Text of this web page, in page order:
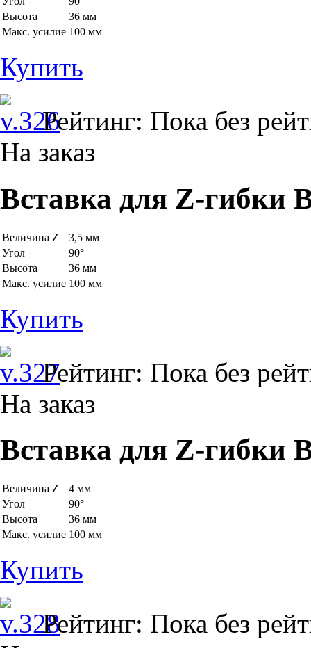
Высота
36 мм
Макс. усилие 100 мм
Купить
Рейтинг: Пока без
На заказ
Вставка для Z-гибки
Величина Z
3,5 мм
Угол
90°
Высота
36 мм
Макс. усилие 100 мм
Купить
Рейтинг: Пока без
На заказ
Вставка для Z-гибки
Величина Z
4 мм
Угол
90°
Высота
36 мм
Макс. усилие 100 мм
Купить
Рейтинг: Пока без